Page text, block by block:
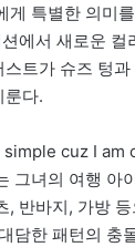
특별한 의미
에서 새로운 컬
트가 슈즈 텅
룬다.
simple cuz I am
그녀의 여행 아
, 반바지, 가방
담한 패턴의 충